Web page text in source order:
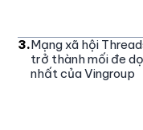
3.Mạng xã hội
trở thành mối đe
nhất của Vingroup